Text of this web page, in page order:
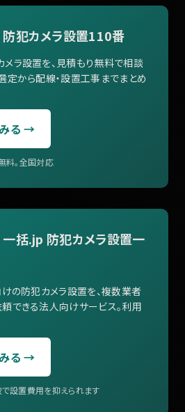
犯カメラ設置110番
ラ設置を、見積もり無料で相談
定から配線・設置工事までまとめ
る →
料。全国対応
括.jp 防犯カメラ設置一
けの防犯カメラ設置を、複数業者
できる法人向けサービス。利用
る →
設置費用を抑えられます